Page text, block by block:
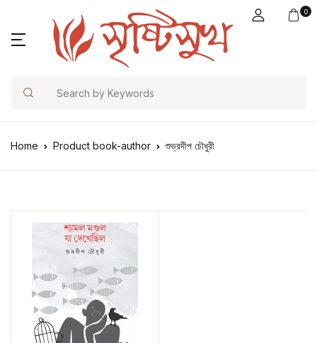
0
Search
Home Product book-author শুভ্রদীপ চৌধুরী